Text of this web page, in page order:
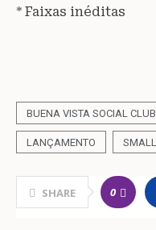
* Faixas inéditas
BUENA VISTA SOCIAL CLUB
LANÇAMENTO
SHARE 0